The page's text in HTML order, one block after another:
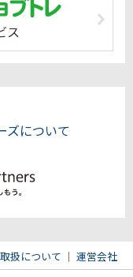
ス
ズについて
扱について ｜ 運営会社